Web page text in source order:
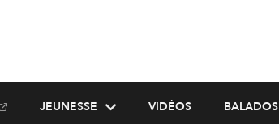
JEUNESSE VIDÉOS BALADOS